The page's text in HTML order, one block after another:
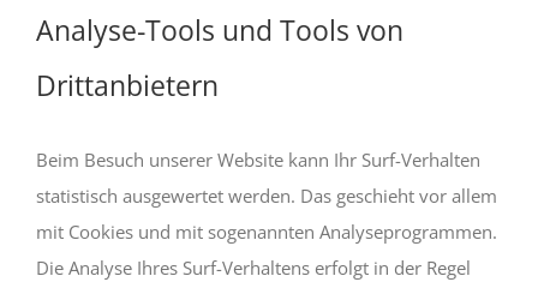
Analyse-Tools und Tools von
Drittanbietern
Beim Besuch unserer Website kann Ihr Surf-Verhalten
statistisch ausgewertet werden. Das geschieht vor allem
mit Cookies und mit sogenannten Analyseprogrammen.
Die Analyse Ihres Surf-Verhaltens erfolgt in der Regel